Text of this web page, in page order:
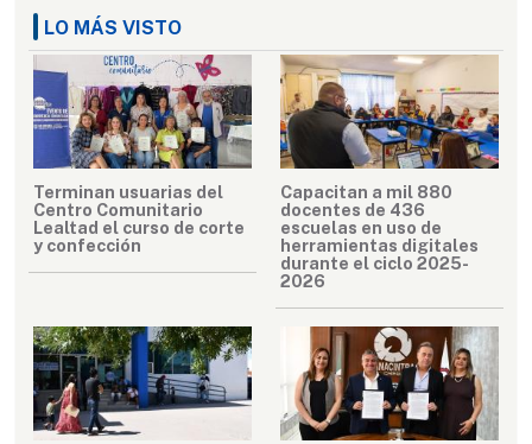
LO MÁS VISTO
Terminan usuarias del
Centro Comunitario
Lealtad el curso de corte
y confección
Capacitan a mil 880
docentes de 436
escuelas en uso de
herramientas digitales
durante el ciclo 2025-
2026